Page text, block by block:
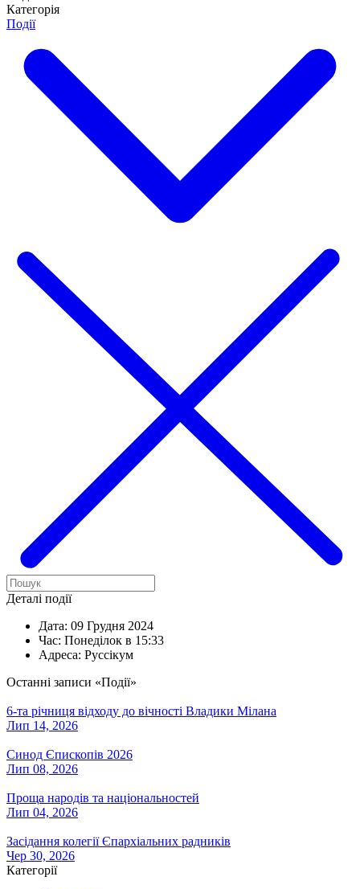
Категорія
Події
Деталі події
Дата: 09 Грудня 2024
Час: Понеділок в 15:33
Адреса: Руссікум
Останні записи «Події»
6-та річниця відходу до вічності Владики Мілана
Лип 14, 2026
Синод Єпископів 2026
Лип 08, 2026
Проща народів та національностей
Лип 04, 2026
Засідання колегії Єпархіальних радників
Чер 30, 2026
Категорії